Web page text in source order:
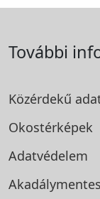
További
Közérdekű
Okostérképek
Adatvédelem